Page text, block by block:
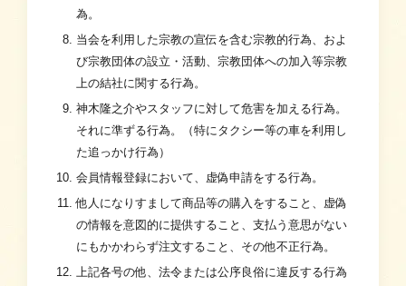
為。
当会を利用した宗教の宣伝を含む宗教的行為、およ
び宗教団体の設立・活動、宗教団体への加入等宗教
上の結社に関する行為。
神木隆之介やスタッフに対して危害を加える行為。
それに準ずる行為。（特にタクシー等の車を利用し
た追っかけ行為）
会員情報登録において、虚偽申請をする行為。
他人になりすまして商品等の購入をすること、虚偽
の情報を意図的に提供すること、支払う意思がない
にもかかわらず注文すること、その他不正行為。
上記各号の他、法令または公序良俗に違反する行為